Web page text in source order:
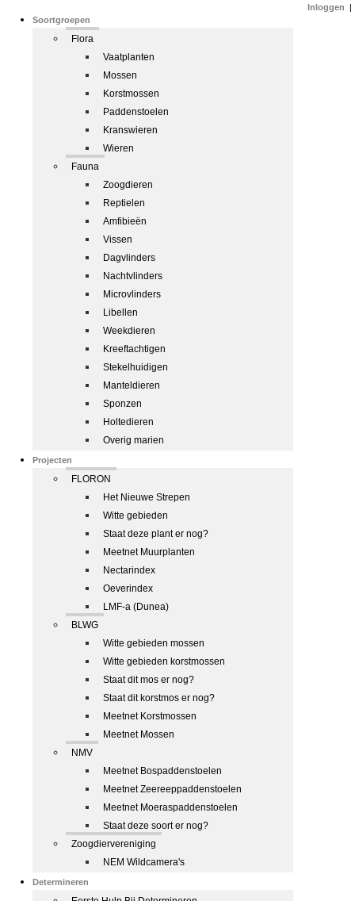
Soortgroepen
Flora
Vaatplanten
Mossen
Korstmossen
Paddenstoelen
Kranswieren
Wieren
Fauna
Zoogdieren
Reptielen
Amfibieën
Vissen
Dagvlinders
Nachtvlinders
Microvlinders
Libellen
Weekdieren
Kreeftachtigen
Stekelhuidigen
Manteldieren
Sponzen
Holtedieren
Overig marien
Projecten
FLORON
Het Nieuwe Strepen
Witte gebieden
Staat deze plant er nog?
Meetnet Muurplanten
Nectarindex
Oeverindex
LMF-a (Dunea)
BLWG
Witte gebieden mossen
Witte gebieden korstmossen
Staat dit mos er nog?
Staat dit korstmos er nog?
Meetnet Korstmossen
Meetnet Mossen
NMV
Meetnet Bospaddenstoelen
Meetnet Zeereeppaddenstoelen
Meetnet Moeraspaddenstoelen
Staat deze soort er nog?
Zoogdiervereniging
NEM Wildcamera's
Determineren
Inloggen |